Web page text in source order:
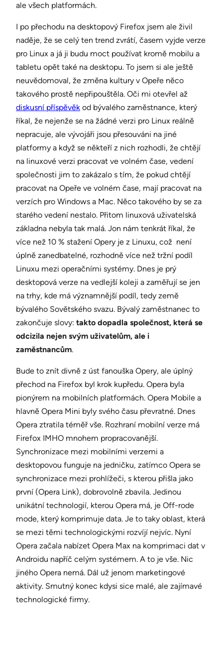
ale všech platformách.
I po přechodu na desktopový Firefox jsem ale živil
naděje, že se celý ten trend zvrátí, časem vyjde verze
pro Linux a já ji budu moct používat kromě mobilu a
tabletu opět také na desktopu. To jsem si ale ještě
neuvědomoval, že změna kultury v Opeře něco
takového prostě nepřipouštěla. Oči mi otevřel až
diskusní příspěvěk od bývalého zaměstnance, který
říkal, že nejenže se na žádné verzi pro Linux reálně
nepracuje, ale vývojáři jsou přesouváni na jiné
platformy a když se někteří z nich rozhodli, že chtějí
na linuxové verzi pracovat ve volném čase, vedení
společnosti jim to zakázalo s tím, že pokud chtějí
pracovat na Opeře ve volném čase, mají pracovat na
verzích pro Windows a Mac. Něco takového by se za
starého vedení nestalo. Přitom linuxová uživatelská
základna nebyla tak malá. Jon nám tenkrát říkal, že
více než 10 % stažení Opery je z Linuxu, což není
úplně zanedbatelné, rozhodně více než tržní podíl
Linuxu mezi operačními systémy. Dnes je prý
desktopová verze na vedlejší koleji a zaměřují se jen
na trhy, kde má významnější podíl, tedy země
bývalého Sovětského svazu. Bývalý zaměstnanec to
zakončuje slovy: takto dopadla společnost, která se
odcizila nejen svým uživatelům, ale i
zaměstnancům.
Bude to znít divně z úst fanouška Opery, ale úplný
přechod na Firefox byl krok kupředu. Opera byla
pionýrem na mobilních platformách. Opera Mobile a
hlavně Opera Mini byly svého času převratné. Dnes
Opera ztratila téměř vše. Rozhraní mobilní verze má
Firefox IMHO mnohem propracovanější.
Synchronizace mezi mobilními verzemi a
desktopovou funguje na jedničku, zatímco Opera se
synchronizace mezi prohlížeči, s kterou přišla jako
první (Opera Link), dobrovolně zbavila. Jedinou
unikátní technologií, kterou Opera má, je Off-rode
mode, který komprimuje data. Je to taky oblast, která
se mezi těmi technologickými rozvíjí nejvíc. Nyní
Opera začala nabízet Opera Max na komprimaci dat v
Androidu napříč celým systémem. A to je vše. Nic
jiného Opera nemá. Dál už jenom marketingové
aktivity. Smutný konec kdysi sice malé, ale zajímavé
technologické firmy.